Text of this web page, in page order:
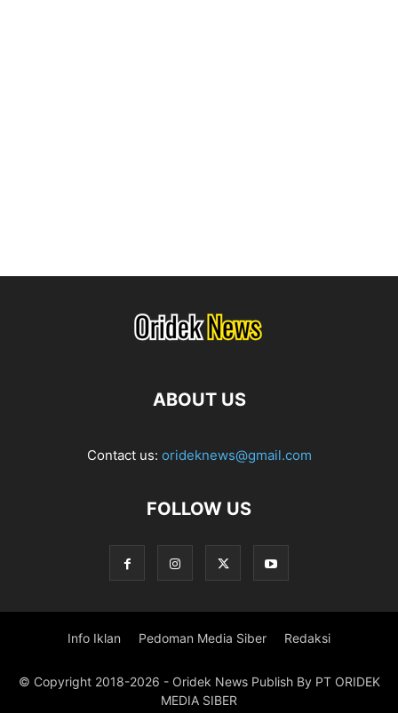
ABOUT US
Contact us: orideknews@gmail.com
FOLLOW US
Info Iklan Pedoman Media Siber Redaksi
© Copyright 2018-2026 - Oridek News Publish By PT ORIDEK
MEDIA SIBER